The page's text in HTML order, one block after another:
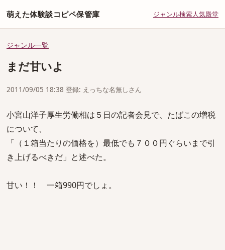
萌えた体験談コピペ保管庫 ジャンル検索人気殿堂
ジャンル一覧
まだ甘いよ
2011/09/05 18:38 登録: えっちな名無しさん
小宮山洋子厚生労働相は５日の記者会見で、たばこの増税
について、
「（１箱当たりの価格を）最低でも７００円ぐらいまで引
き上げるべきだ」と述べた。
甘い！！ 一箱990円でしょ。